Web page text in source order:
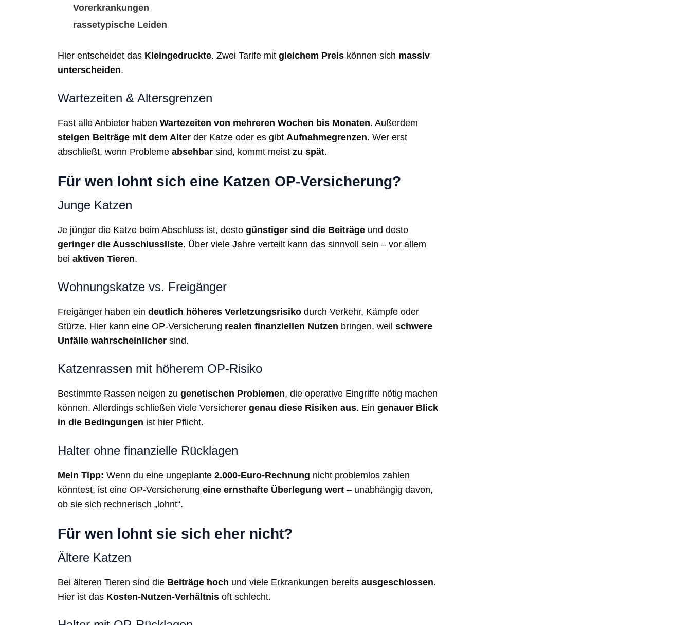
Vorerkrankungen
rassetypische Leiden
Hier entscheidet das Kleingedruckte. Zwei Tarife mit gleichem Preis können sich massiv
unterscheiden.
Wartezeiten & Altersgrenzen
Fast alle Anbieter haben Wartezeiten von mehreren Wochen bis Monaten. Außerdem
steigen Beiträge mit dem Alter der Katze oder es gibt Aufnahmegrenzen. Wer erst
abschließt, wenn Probleme absehbar sind, kommt meist zu spät.
Für wen lohnt sich eine Katzen OP-Versicherung?
Junge Katzen
Je jünger die Katze beim Abschluss ist, desto günstiger sind die Beiträge und desto
geringer die Ausschlussliste. Über viele Jahre verteilt kann das sinnvoll sein – vor allem
bei aktiven Tieren.
Wohnungskatze vs. Freigänger
Freigänger haben ein deutlich höheres Verletzungsrisiko durch Verkehr, Kämpfe oder
Stürze. Hier kann eine OP-Versicherung realen finanziellen Nutzen bringen, weil schwere
Unfälle wahrscheinlicher sind.
Katzenrassen mit höherem OP-Risiko
Bestimmte Rassen neigen zu genetischen Problemen, die operative Eingriffe nötig machen
können. Allerdings schließen viele Versicherer genau diese Risiken aus. Ein genauer Blick
in die Bedingungen ist hier Pflicht.
Halter ohne finanzielle Rücklagen
Mein Tipp: Wenn du eine ungeplante 2.000‑Euro‑Rechnung nicht problemlos zahlen
könntest, ist eine OP-Versicherung eine ernsthafte Überlegung wert – unabhängig davon,
ob sie sich rechnerisch „lohnt“.
Für wen lohnt sie sich eher nicht?
Ältere Katzen
Bei älteren Tieren sind die Beiträge hoch und viele Erkrankungen bereits ausgeschlossen.
Hier ist das Kosten‑Nutzen‑Verhältnis oft schlecht.